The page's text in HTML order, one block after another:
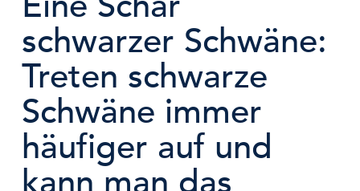
schwarzer Schwäne:
Treten schwarze
Schwäne immer
häufiger auf und